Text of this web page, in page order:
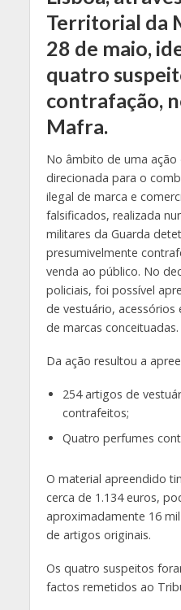
Territorial da
28 de maio,
quatro
contrafação,
Mafra.
No âmbito de uma ação
direcionada para o
ilegal de marca e
falsificados, realizada
militares da Guarda
presumivelmente
venda ao público. No
policiais, foi possível
de vestuário,
de marcas conceituadas.
Da ação resultou a
254 artigos de
contrafeitos;
Quatro perfumes
O material apreendido
cerca de 1.134 euros,
aproximadamente 16
de artigos originais.
Os quatro suspeitos
factos remetidos ao